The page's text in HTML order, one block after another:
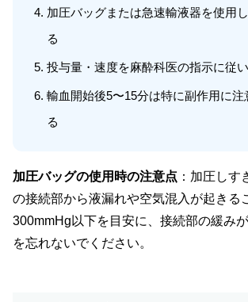
加圧バッグまたは急速輸液器を使用
る
投与量・速度を麻酔科医の指示に従
輸血開始後5〜15分は特に副作用に注
る
加圧バッグの使用時の注意点 ：加圧しす
の接続部から液漏れや空気混入が起きる
300mmHg以下を目安に、接続部の緩み
を忘れないでください。